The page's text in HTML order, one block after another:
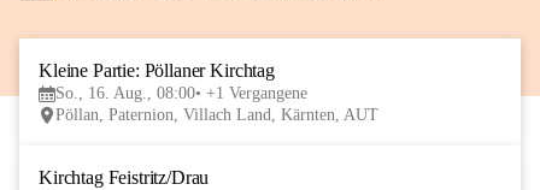
Kleine Partie: Pöllaner Kirchtag
So., 16. Aug., 08:00 +1 Vergangene
Pöllan, Paternion, Villach Land, Kärnten, AUT
Kirchtag Feistritz/Drau